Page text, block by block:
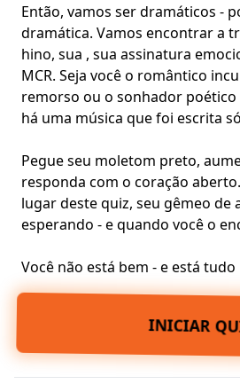
Então, vamos ser dramáticos -
dramática. Vamos encontrar a
hino, sua , sua assinatura
MCR. Seja você o romântico
remorso ou o sonhador poético
há uma música que foi escrita
Pegue seu moletom preto,
responda com o coração
lugar deste quiz, seu gêmeo de
esperando - e quando você o
Você não está bem - e está tudo
INICIAR